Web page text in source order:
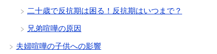
二十歳で反抗期は困る！反抗期はいつまで？
兄弟喧嘩の原因
夫婦喧嘩の子供への影響